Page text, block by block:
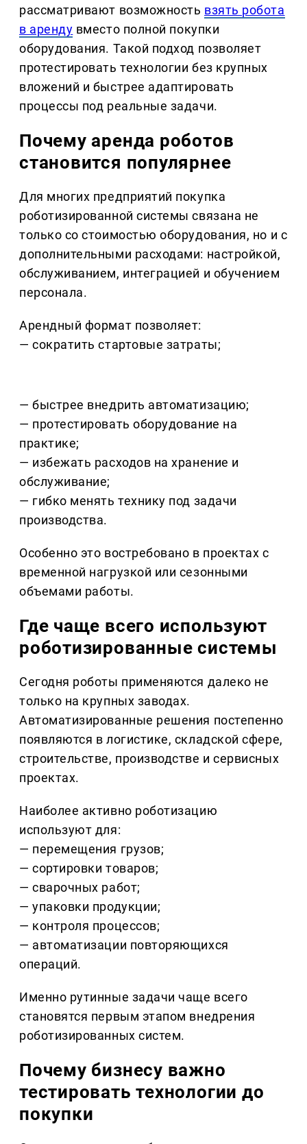
рассматривают возможность взять робота
в аренду вместо полной покупки
оборудования. Такой подход позволяет
протестировать технологии без крупных
вложений и быстрее адаптировать
процессы под реальные задачи.
Почему аренда роботов
становится популярнее
Для многих предприятий покупка
роботизированной системы связана не
только со стоимостью оборудования, но и с
дополнительными расходами: настройкой,
обслуживанием, интеграцией и обучением
персонала.
Арендный формат позволяет:
— сократить стартовые затраты;
— быстрее внедрить автоматизацию;
— протестировать оборудование на
практике;
— избежать расходов на хранение и
обслуживание;
— гибко менять технику под задачи
производства.
Особенно это востребовано в проектах с
временной нагрузкой или сезонными
объемами работы.
Где чаще всего используют
роботизированные системы
Сегодня роботы применяются далеко не
только на крупных заводах.
Автоматизированные решения постепенно
появляются в логистике, складской сфере,
строительстве, производстве и сервисных
проектах.
Наиболее активно роботизацию
используют для:
— перемещения грузов;
— сортировки товаров;
— сварочных работ;
— упаковки продукции;
— контроля процессов;
— автоматизации повторяющихся
операций.
Именно рутинные задачи чаще всего
становятся первым этапом внедрения
роботизированных систем.
Почему бизнесу важно
тестировать технологии до
покупки